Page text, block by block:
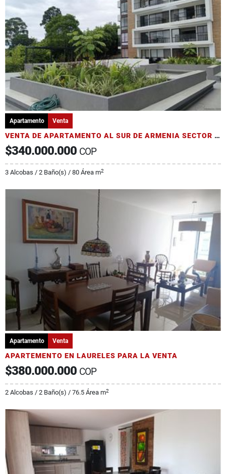
Apartamento Venta
VENTA DE APARTAMENTO AL SUR DE ARMENIA SECTOR PUERTO ESPEJO
$340.000.000 COP
3 Alcobas / 2 Baño(s) / 80 Área m2
Apartamento Venta
APARTEMENTO EN LAURELES PARA LA VENTA
$380.000.000 COP
2 Alcobas / 2 Baño(s) / 76.5 Área m2